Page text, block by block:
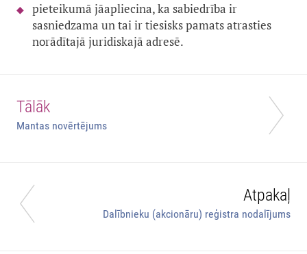
pieteikumā jāapliecina, ka sabiedrība ir
sasniedzama un tai ir tiesisks pamats atrasties
norādītajā juridiskajā adresē.
Tālāk
Mantas novērtējums
Atpakaļ
Dalībnieku (akcionāru) reģistra nodalījums